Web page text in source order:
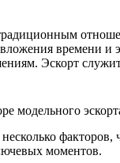
времени и
Эскорт
модельного
моментов.